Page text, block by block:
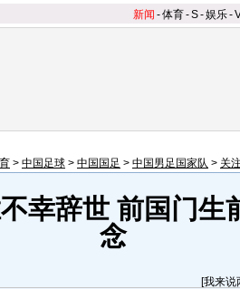
新闻 -体育-S-娱乐-
> 中国足球 > 中国国足 > 中国男足国家队 > 关
幸辞世 前国门生
念
[我来说